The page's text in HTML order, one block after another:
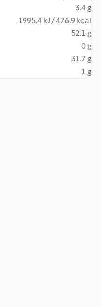
3.4 g
1995.4 kJ / 476.9 kcal
52.1 g
0 g
31.7 g
1 g